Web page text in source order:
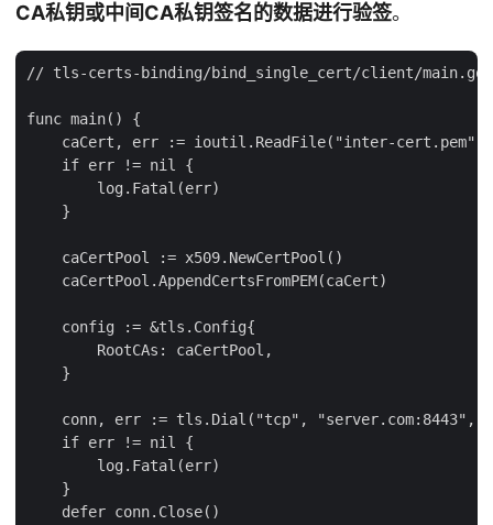
CA私钥或中间CA私钥签名的数据进行验签。
// tls-certs-binding/bind_single_cert/client/main.go
func main() {
    caCert, err := ioutil.ReadFile("inter-cert.pem")
    if err != nil {
        log.Fatal(err)
    }
    caCertPool := x509.NewCertPool()
    caCertPool.AppendCertsFromPEM(caCert)
    config := &tls.Config{
        RootCAs: caCertPool,
    }
conn, err := tls.Dial("tcp", "server.com:8443",
    if err != nil {
        log.Fatal(err)
    }
    defer conn.Close()